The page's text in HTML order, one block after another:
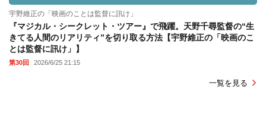
宇野維正の「映画のことは監督に訊け」
『マジカル・シークレット・ツアー』で飛躍。天野千尋監督の“生
きてる人間のリアリティ”を切り取る方法【宇野維正の「映画のこ
とは監督に訊け」】
第30回 2026/6/25 21:15
一覧を見る